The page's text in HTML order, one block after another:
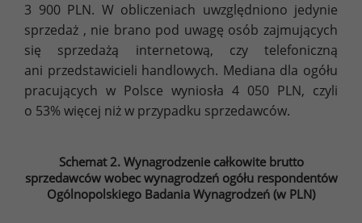
3 900 PLN. W obliczeniach uwzględniono jedynie
sprzedaż , nie brano pod uwagę osób zajmujących
się sprzedażą internetową, czy telefoniczną
ani przedstawicieli handlowych. Mediana dla ogółu
pracujących w Polsce wyniosła 4 050 PLN, czyli
o 53% więcej niż w przypadku sprzedawców.
Schemat 2. Wynagrodzenie całkowite brutto
sprzedawców wobec wynagrodzeń ogółu respondentów
Ogólnopolskiego Badania Wynagrodzeń (w PLN)